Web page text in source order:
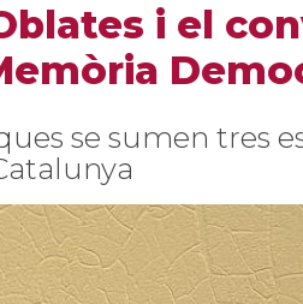
i el
se sumen tres